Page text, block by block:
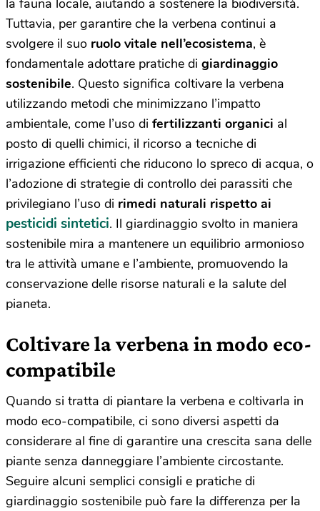
la fauna locale, aiutando a sostenere la biodiversità.
Tuttavia, per garantire che la verbena continui a
svolgere il suo ruolo vitale nell’ecosistema, è
fondamentale adottare pratiche di giardinaggio
sostenibile. Questo significa coltivare la verbena
utilizzando metodi che minimizzano l’impatto
ambientale, come l’uso di fertilizzanti organici al
posto di quelli chimici, il ricorso a tecniche di
irrigazione efficienti che riducono lo spreco di acqua, o
l’adozione di strategie di controllo dei parassiti che
privilegiano l’uso di rimedi naturali rispetto ai
pesticidi sintetici. Il giardinaggio svolto in maniera
sostenibile mira a mantenere un equilibrio armonioso
tra le attività umane e l’ambiente, promuovendo la
conservazione delle risorse naturali e la salute del
pianeta.
Coltivare la verbena in modo eco-
compatibile
Quando si tratta di piantare la verbena e coltivarla in
modo eco-compatibile, ci sono diversi aspetti da
considerare al fine di garantire una crescita sana delle
piante senza danneggiare l’ambiente circostante.
Seguire alcuni semplici consigli e pratiche di
giardinaggio sostenibile può fare la differenza per la